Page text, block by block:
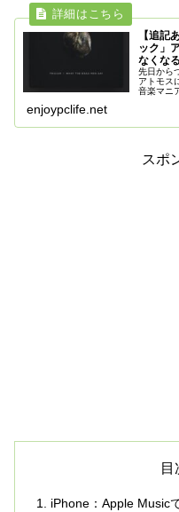
【追記
ック」
なくな
先日から
アトモス
音楽マニ
enjoypclife.net
スポ
目
iPhone：Apple Music